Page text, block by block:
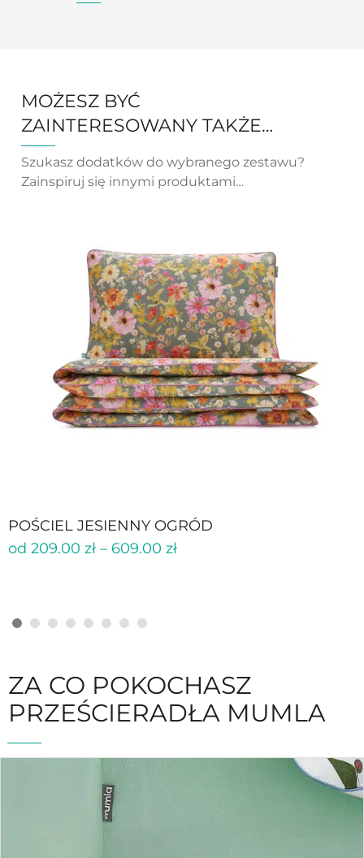
MOŻESZ BYĆ
ZAINTERESOWANY TAKŻE…
Szukasz dodatków do wybranego zestawu?
Zainspiruj się innymi produktami…
POŚCIEL JESIENNY OGRÓD
od 209.00 zł – 609.00 zł
ZA CO POKOCHASZ
PRZEŚCIERADŁA MUMLA